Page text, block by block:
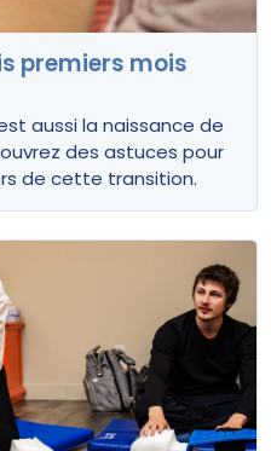
premiers mois
aussi la naissance de
des astuces pour
de cette transition.